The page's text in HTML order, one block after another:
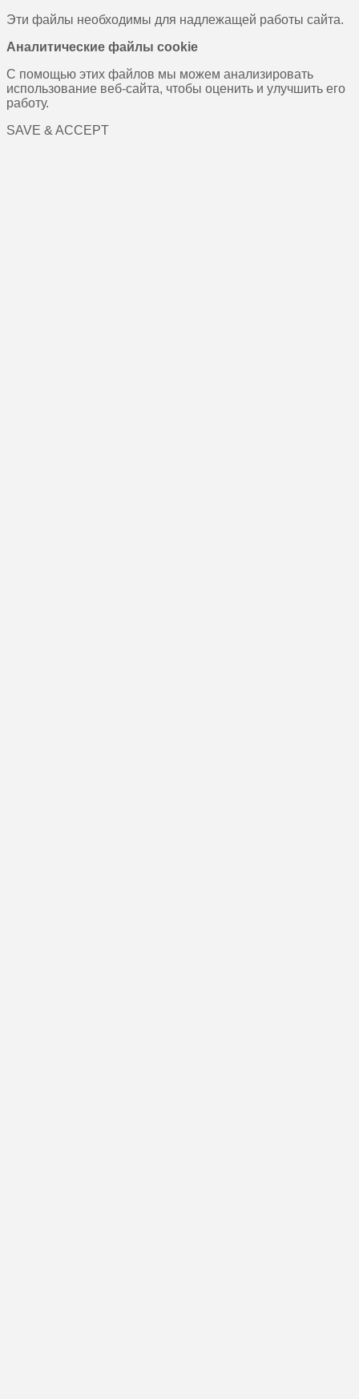
Эти файлы необходимы для надлежащей работы сайта.
Аналитические файлы cookie
С помощью этих файлов мы можем анализировать
использование веб-сайта, чтобы оценить и улучшить его
работу.
SAVE & ACCEPT